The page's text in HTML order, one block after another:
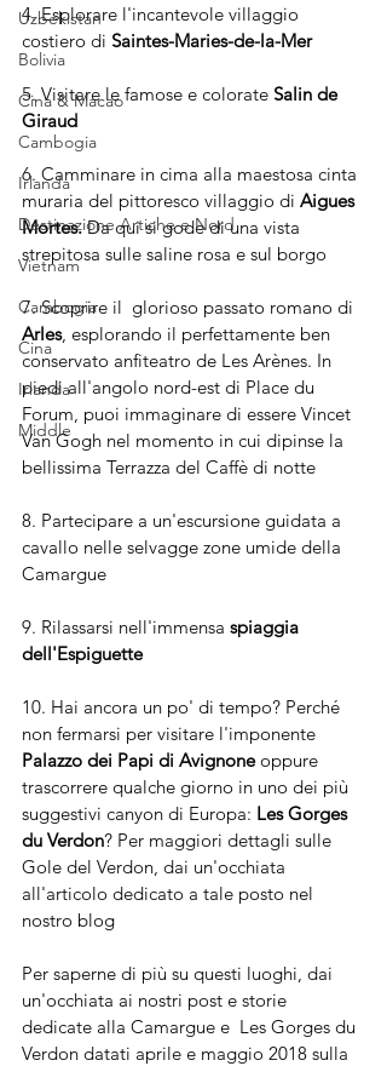
Uzbekistan
Bolivia
Cina & Macao
Cambogia
Irlanda
Destinazione Artiche e Nord
Vietnam
Cambogia
Cina
Irlanda
Middle
4. Esplorare l'incantevole villaggio
costiero di Saintes-Maries-de-la-Mer
5. Visitare le famose e colorate Salin de
Giraud
6. Camminare in cima alla maestosa cinta
muraria del pittoresco villaggio di Aigues
Mortes. Da qui si gode di una vista
strepitosa sulle saline rosa e sul borgo
7. Scoprire il  glorioso passato romano di
Arles, esplorando il perfettamente ben
conservato anfiteatro de Les Arènes. In
piedi all'angolo nord-est di Place du
Forum, puoi immaginare di essere Vincet
Van Gogh nel momento in cui dipinse la
bellissima Terrazza del Caffè di notte
8. Partecipare a un'escursione guidata a
cavallo nelle selvagge zone umide della
Camargue
9. Rilassarsi nell'immensa spiaggia
dell'Espiguette
10. Hai ancora un po' di tempo? Perché
non fermarsi per visitare l'imponente
Palazzo dei Papi di Avignone oppure
trascorrere qualche giorno in uno dei più
suggestivi canyon di Europa: Les Gorges
du Verdon? Per maggiori dettagli sulle
Gole del Verdon, dai un'occhiata
all'articolo dedicato a tale posto nel
nostro blog
Per saperne di più su questi luoghi, dai
un'occhiata ai nostri post e storie
dedicate alla Camargue e  Les Gorges du
Verdon datati aprile e maggio 2018 sulla